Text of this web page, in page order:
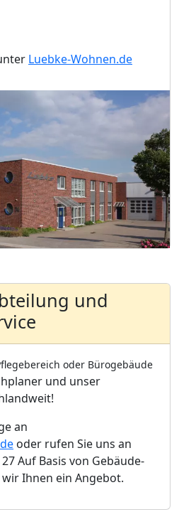
Luebke-Wohnen.de
und
oder Bürogebäude
und unser
an
oder rufen Sie uns an
Auf Basis von Gebäude-
Ihnen ein Angebot.